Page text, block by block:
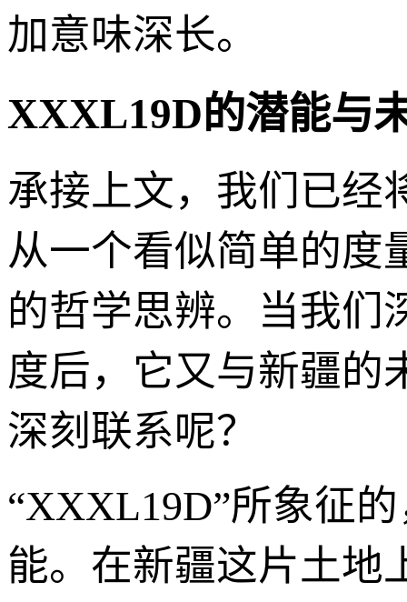
加意味深长。
XXXL19D的潜能与
承接上文，我们已经
从一个看似简单的度
的哲学思辨。当我们
度后，它又与新疆的
深刻联系呢？
“XXXL19D”所象征
能。在新疆这片土地